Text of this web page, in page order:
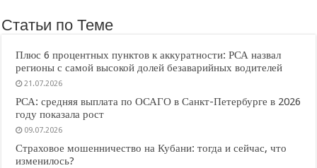
Статьи по Теме
Плюс 6 процентных пунктов к аккуратности: РСА назвал
регионы с самой высокой долей безаварийных водителей
21.07.2026
РСА: средняя выплата по ОСАГО в Санкт-Петербурге в 2026
году показала рост
09.07.2026
Страховое мошенничество на Кубани: тогда и сейчас, что
изменилось?